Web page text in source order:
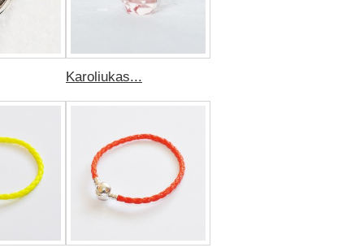
Karoliukas...